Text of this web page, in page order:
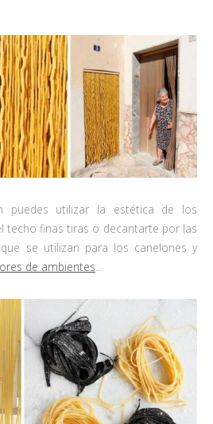
puedes utilizar la estética de los
techo finas tiras o decantarte por las
se utilizan para los canelones y
de ambientes…